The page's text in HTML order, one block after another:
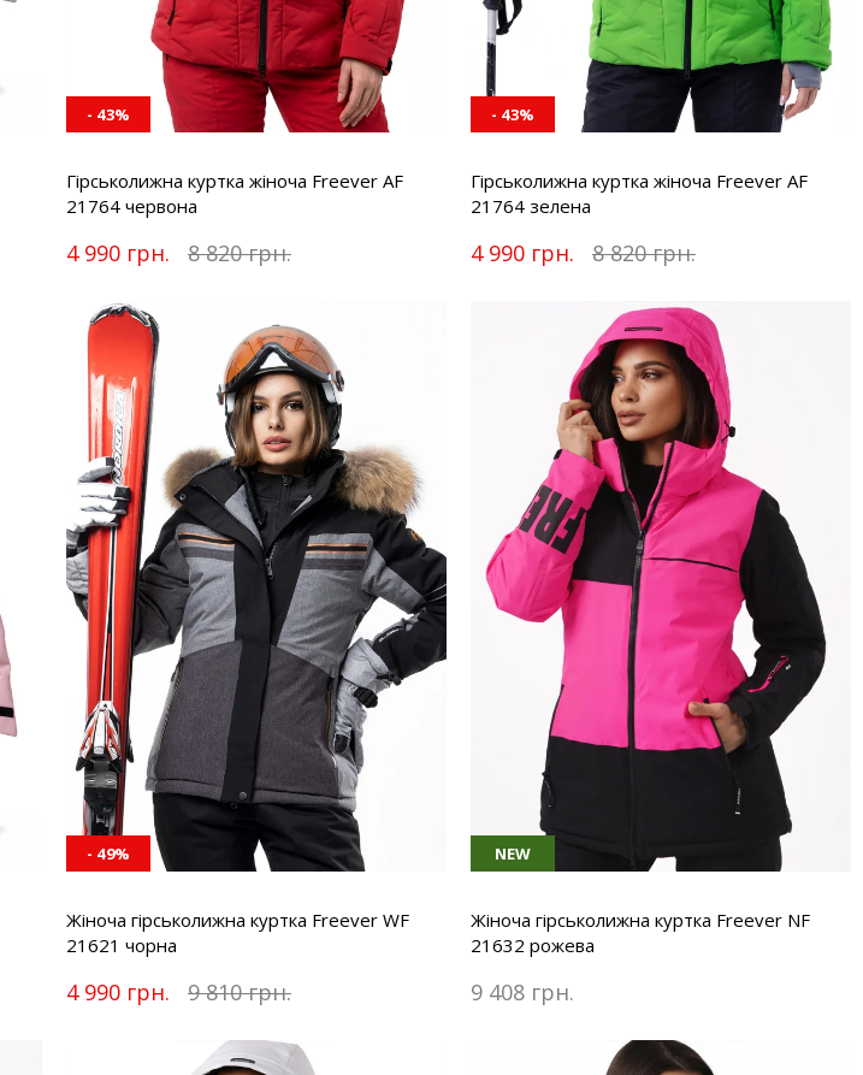
- 43%
Гірськолижна куртка жіноча Freever AF
21764 червона
4 990 грн. 8 820 грн.
- 43%
Гірськолижна куртка жіноча Freever AF
21764 зелена
4 990 грн. 8 820 грн.
- 49%
Жіноча гірськолижна куртка Freever WF
21621 чорна
4 990 грн. 9 810 грн.
NEW
Жіноча гірськолижна куртка Freever NF
21632 рожева
9 408 грн.